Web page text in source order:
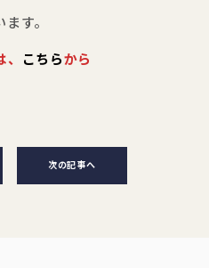
す。
こちらから
次の記事へ